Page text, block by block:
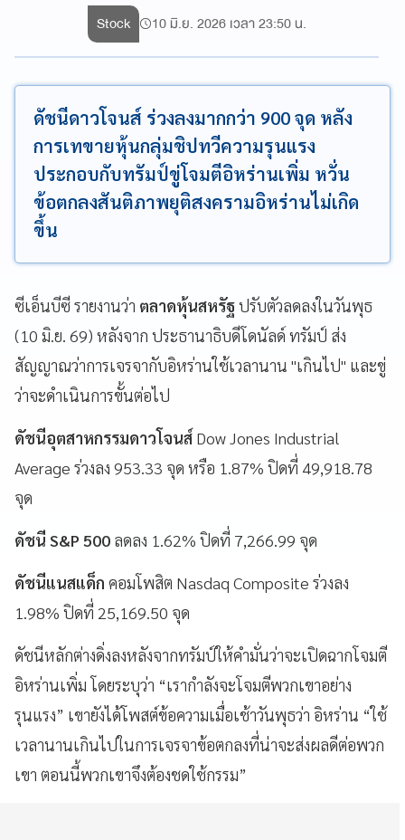
Stock 10 มิ.ย. 2026 เวลา 23:50 น.
ดัชนีดาวโจนส์ ร่วงลงมากกว่า 900 จุด หลัง
การเทขายหุ้นกลุ่มชิปทวีความรุนแรง
ประกอบกับทรัมป์ขู่โจมตีอิหร่านเพิ่ม หวั่น
ข้อตกลงสันติภาพยุติสงครามอิหร่านไม่เกิด
ขึ้น
ซีเอ็นบีซี รายงานว่า ตลาดหุ้นสหรัฐปรับตัวลดลงในวันพุธ
(10 มิ.ย. 69) หลังจาก ประธานาธิบดีโดนัลด์ ทรัมป์ ส่ง
สัญญาณว่าการเจรจากับอิหร่านใช้เวลานาน "เกินไป" และขู่
ว่าจะดำเนินการขั้นต่อไป
ดัชนีอุตสาหกรรมดาวโจนส์ Dow Jones Industrial
Average ร่วงลง 953.33 จุด หรือ 1.87% ปิดที่ 49,918.78
จุด
ดัชนี S&P 500 ลดลง 1.62% ปิดที่ 7,266.99 จุด
ดัชนีแนสแด็ก คอมโพสิต Nasdaq Composite ร่วงลง
1.98% ปิดที่ 25,169.50 จุด
ดัชนีหลักต่างดิ่งลงหลังจากทรัมป์ให้คำมั่นว่าจะเปิดฉากโจมตี
อิหร่านเพิ่ม โดยระบุว่า “เรากำลังจะโจมตีพวกเขาอย่าง
รุนแรง” เขายังได้โพสต์ข้อความเมื่อเช้าวันพุธว่า อิหร่าน “ใช้
เวลานานเกินไปในการเจรจาข้อตกลงที่น่าจะส่งผลดีต่อพวก
เขา ตอนนี้พวกเขาจึงต้องชดใช้กรรม”